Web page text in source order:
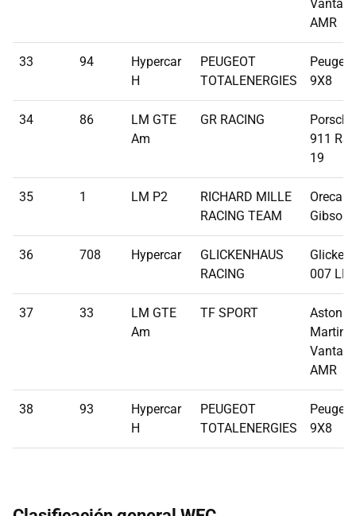
Vantage
AMR
33 94
Hypercar
H
PEUGEOT
TOTALENERGIES
Peugeot
9X8
34 86
LM GTE
Am
GR RACING
Porsche
911
19
35 1 LM P2
RICHARD MILLE
RACING TEAM
Oreca
Gibson
36 708 Hypercar
GLICKENHAUS
RACING
007
37 33
LM GTE
Am
TF SPORT
Aston
Martin
Vantage
AMR
38 93
Hypercar
H
PEUGEOT
TOTALENERGIES
Peugeot
9X8